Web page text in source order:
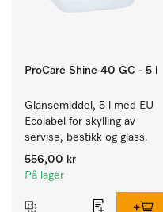
ProCare Shine 40 GC - 5 l
Glansemiddel, 5 l med EU
Ecolabel for skylling av
servise, bestikk og glass.
556,00 kr
På lager